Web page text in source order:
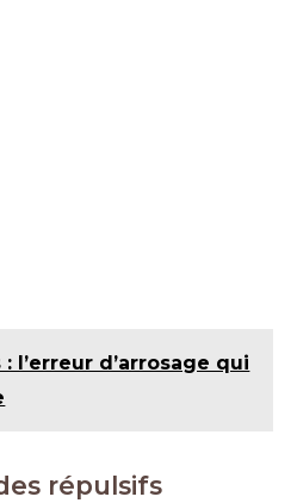
l’erreur d’arrosage qui
répulsifs